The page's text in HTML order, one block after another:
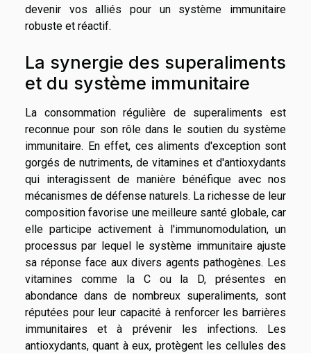
devenir vos alliés pour un système immunitaire
robuste et réactif.
La synergie des superaliments
et du système immunitaire
La consommation régulière de superaliments est
reconnue pour son rôle dans le soutien du système
immunitaire. En effet, ces aliments d'exception sont
gorgés de nutriments, de vitamines et d'antioxydants
qui interagissent de manière bénéfique avec nos
mécanismes de défense naturels. La richesse de leur
composition favorise une meilleure santé globale, car
elle participe activement à l'immunomodulation, un
processus par lequel le système immunitaire ajuste
sa réponse face aux divers agents pathogènes. Les
vitamines comme la C ou la D, présentes en
abondance dans de nombreux superaliments, sont
réputées pour leur capacité à renforcer les barrières
immunitaires et à prévenir les infections. Les
antioxydants, quant à eux, protègent les cellules des